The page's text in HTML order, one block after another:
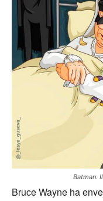
Batman.
Bruce Wayne ha